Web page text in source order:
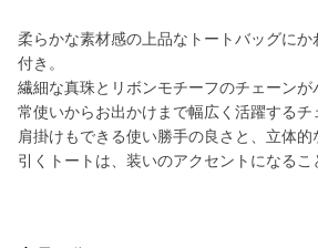
柔らかな素材感の上品なトートバッグにか
付き。
繊細な真珠とリボンモチーフのチェーンが
常使いからお出かけまで幅広く活躍するチ
肩掛けもできる使い勝手の良さと、立体
引くトートは、装いのアクセントになるこ